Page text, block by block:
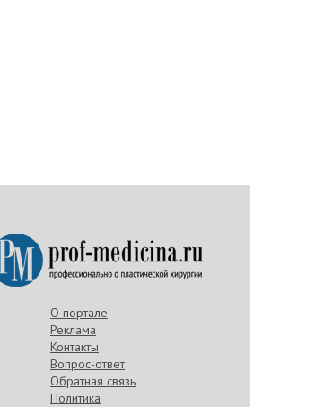
О портале
Реклама
Контакты
Вопрос-ответ
Обратная связь
Политика